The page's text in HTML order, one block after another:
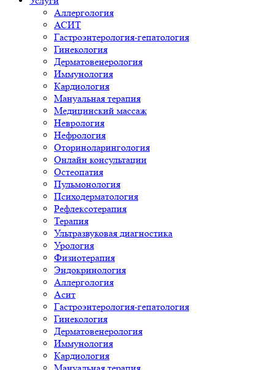
Аллергология
АСИТ
Гастроэнтерология-гепатология
Гинекология
Дерматовенерология
Иммунология
Кардиология
Мануальная терапия
Медицинский массаж
Неврология
Нефрология
Оториноларингология
Онлайн консультации
Остеопатия
Пульмонология
Психодерматология
Рефлексотерапия
Терапия
Ультразвуковая диагностика
Урология
Физиотерапия
Эндокринология
Аллергология
Асит
Гастроэнтерология-гепатология
Гинекология
Дерматовенерология
Иммунология
Кардиология